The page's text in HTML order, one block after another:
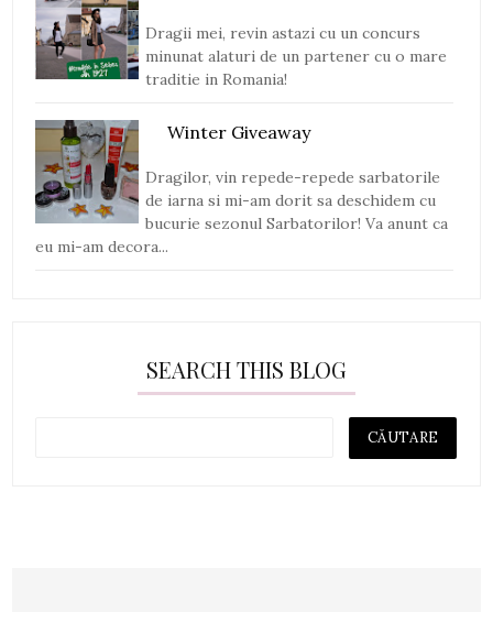
Dragii mei, revin astazi cu un concurs
minunat alaturi de un partener cu o mare
traditie in Romania!
Winter Giveaway
Dragilor, vin repede-repede sarbatorile
de iarna si mi-am dorit sa deschidem cu
bucurie sezonul Sarbatorilor! Va anunt ca
eu mi-am decora...
SEARCH THIS BLOG